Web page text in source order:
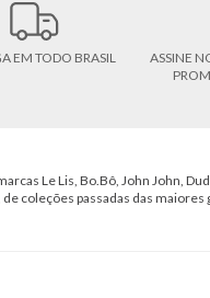
EM TODO BRASIL
ASSINE
Le Lis, Bo.Bô, John John,
coleções passadas das